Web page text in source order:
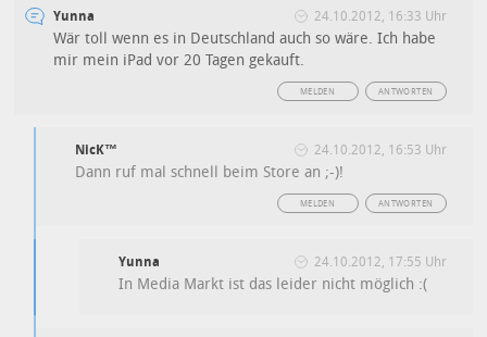
Yunna 24.10.2012, 16:33 Uhr
Wär toll wenn es in Deutschland auch so wäre. Ich habe
mir mein iPad vor 20 Tagen gekauft.
ANTWORTEN
MELDEN
NicK™ 24.10.2012, 16:53 Uhr
Dann ruf mal schnell beim Store an ;-)!
ANTWORTEN
MELDEN
Yunna 24.10.2012, 17:55 Uhr
In Media Markt ist das leider nicht möglich :(